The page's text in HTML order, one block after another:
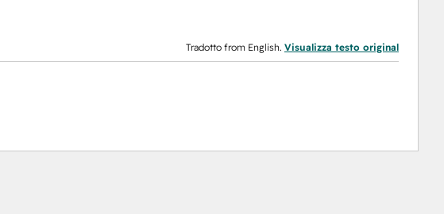
Tradotto from English. Visualizza testo original